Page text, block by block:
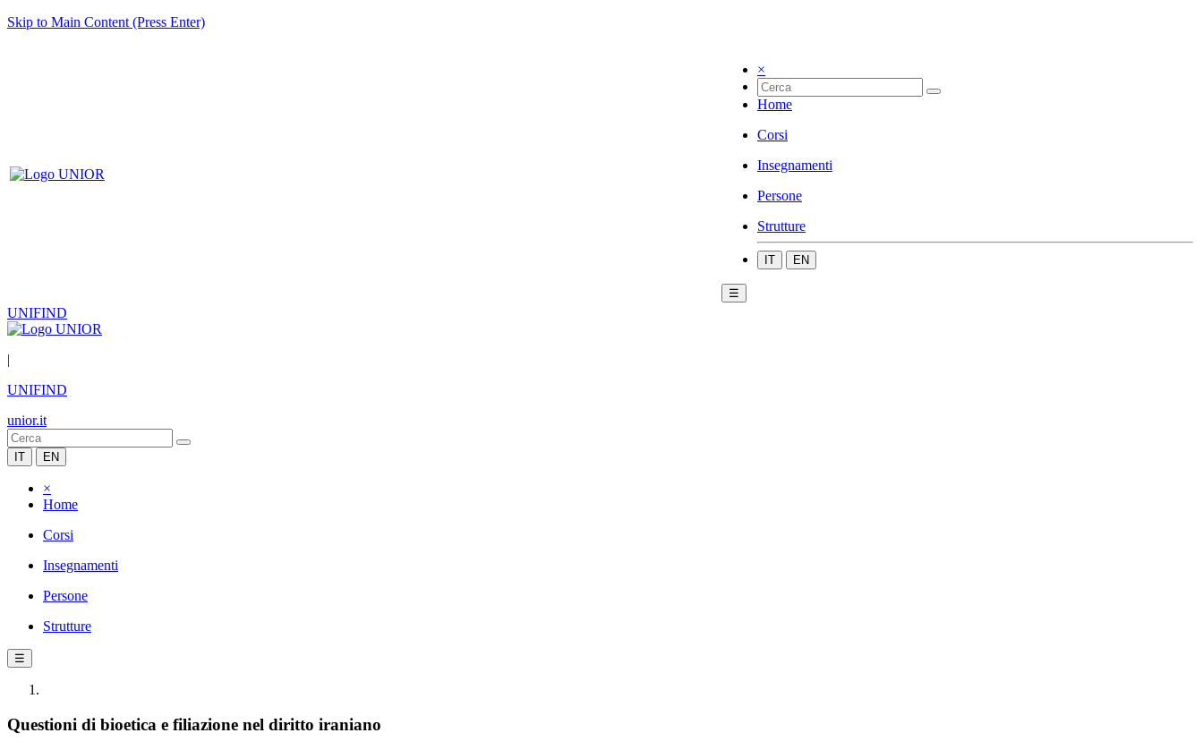
Skip to Main Content (Press Enter)
×
Home
Corsi
Insegnamenti
Persone
Strutture
IT EN
☰
UNIFIND
|
UNIFIND
unior.it
IT EN
×
Home
Corsi
Insegnamenti
Persone
Strutture
☰
Questioni di bioetica e filiazione nel diritto iraniano